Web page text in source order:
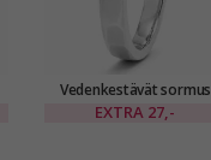
Vedenkestävät sormus
teräs
EXTRA 27,-